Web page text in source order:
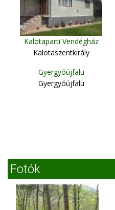
Kalotaparti Vendégház
Kalotaszentkirály
Gyergyóújfalu
Gyergyóújfalu
Fotók